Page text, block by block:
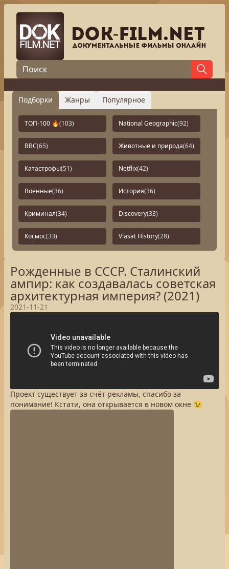
Подборки Жанры Популярное
ТОП-100 🔥(103) National Geographic(92)
BBC(65) Животные и природа(64)
Катастрофы(51) Netflix(42)
Военные(36) История(36)
Криминал(34) Discovery(33)
Космос(33) Viasat History(28)
Рожденные в СССР. Сталинский
ампир: как создавалась советская
архитектурная империя? (2021)
2021-11-21
Проект существует за счёт рекламы, спасибо за
понимание! Кстати, она открывается в новом окне 😉